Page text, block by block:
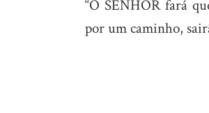
“O SENHOR fará
por um caminho,